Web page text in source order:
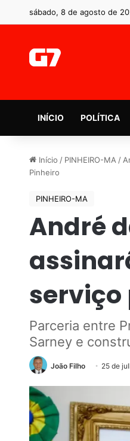
sábado, 8 de agosto de
INÍCIO POLÍTICA
Início / PINHEIRO-MA /
Pinheiro
PINHEIRO-MA
André
serviço
Parceria entre
Sarney e
João Filho 25 de